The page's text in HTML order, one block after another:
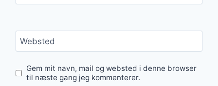
Websted
Gem mit navn, mail og websted i denne browser
til næste gang jeg kommenterer.